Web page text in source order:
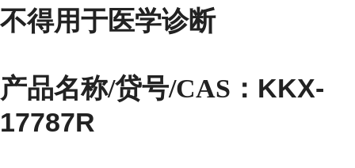
不得用于医学诊断
产品名称/贷号/CAS： KKX-
17787R